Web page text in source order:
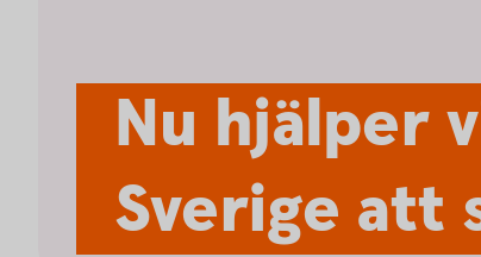
Nu hjälper
Sverige att